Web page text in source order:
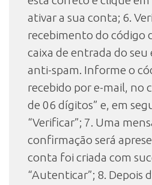
ativar a sua conta; 6.
recebimento do código
caixa de entrada do seu
anti-spam. Informe o
recebido por e-mail, no
de 06 dígitos” e, em
“Verificar”; 7. Uma
confirmação será
conta foi criada com
“Autenticar”; 8. Depois